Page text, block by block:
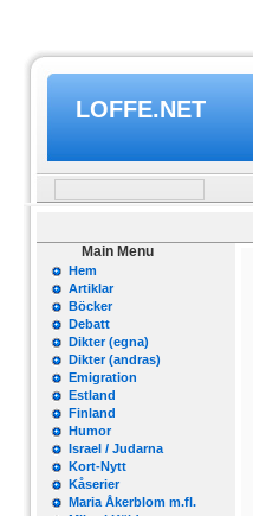
LOFFE.NET
Main Menu
Hem
Artiklar
Böcker
Debatt
Dikter (egna)
Dikter (andras)
Emigration
Estland
Finland
Humor
Israel / Judarna
Kort-Nytt
Kåserier
Maria Åkerblom m.fl.